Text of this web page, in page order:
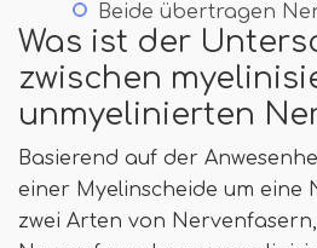
Beide übertragen
Was ist der
zwischen
unmyelinierten
Basierend auf der
einer Myelinscheide um eine
zwei Arten von